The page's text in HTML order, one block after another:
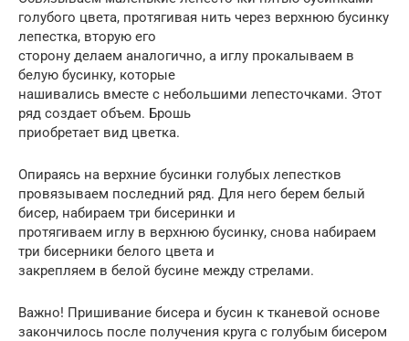
голубого цвета, протягивая нить через верхнюю бусинку
лепестка, вторую его
сторону делаем аналогично, а иглу прокалываем в
белую бусинку, которые
нашивались вместе с небольшими лепесточками. Этот
ряд создает объем. Брошь
приобретает вид цветка.
Опираясь на верхние бусинки голубых лепестков
провязываем последний ряд. Для него берем белый
бисер, набираем три бисеринки и
протягиваем иглу в верхнюю бусинку, снова набираем
три бисерники белого цвета и
закрепляем в белой бусине между стрелами.
Важно! Пришивание бисера и бусин к тканевой основе
закончилось после получения круга с голубым бисером